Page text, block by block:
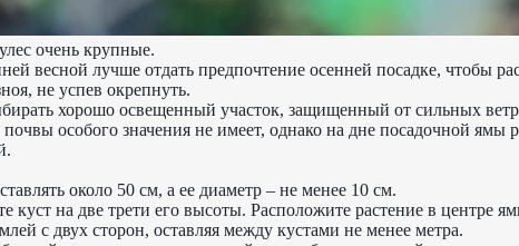
очень крупные.
весной лучше отдать предпочтение осенней посадке, чтобы
не успев окрепнуть.
хорошо освещенный участок, защищенный от сильных
особого значения не имеет, однако на дне посадочной ямы
около 50 см, а ее диаметр – не менее 10 см.
куст на две трети его высоты. Расположите растение в центре
с двух сторон, оставляя между кустами не менее метра.